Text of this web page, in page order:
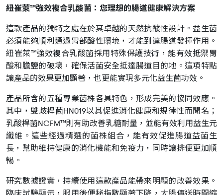
紐崔萊™強效複合乳酸菌：您理想的腸道健康解決方案
這款產品的獨特之處在於其卓越的天然抗酸性設計。益生菌
必須能夠順利通過胃部酸性環境，才能到達腸道發揮作用。
紐崔萊™強效複合乳酸菌採用特殊保護技術，能有效抵禦胃
酸和膽鹽的破壞，確保活菌安全抵達腸道目的地。這項特點
讓產品的效果更加顯著，也更能實現多元化益生菌功效。
產品所含的五種專業菌株各具特色，形成完美的協同效應。
其中，雙歧桿菌HN019以其促進消化健康和規律性而聞名；
乳酸桿菌NCFM™則有助改善乳糖耐量，並能有效利用益生元
纖維。這些經過精選的菌株組合，能有效促進腸道益菌生
長，幫助維持健康的消化機能和免疫力，同時讓排便更加順
暢。
研究數據證實，持續使用這款產品能帶來明顯的改善效果。